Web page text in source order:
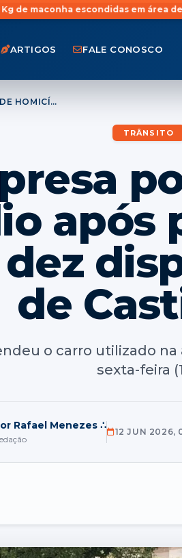
em área de mata em São
ARTIGOS FALE CONOSCO
DUPLA É PRESA POR TENTATIVA DE HOMICÍDIO APÓS PERSEGUIÇÃO E MAIS DE DEZ DISPAROS EM JÚLIO DE CASTILHOS
TRÂNSITO
após
de
o carro utilizado
sexta-feira
Rafael Menezes ∴
12 JUN 2026,